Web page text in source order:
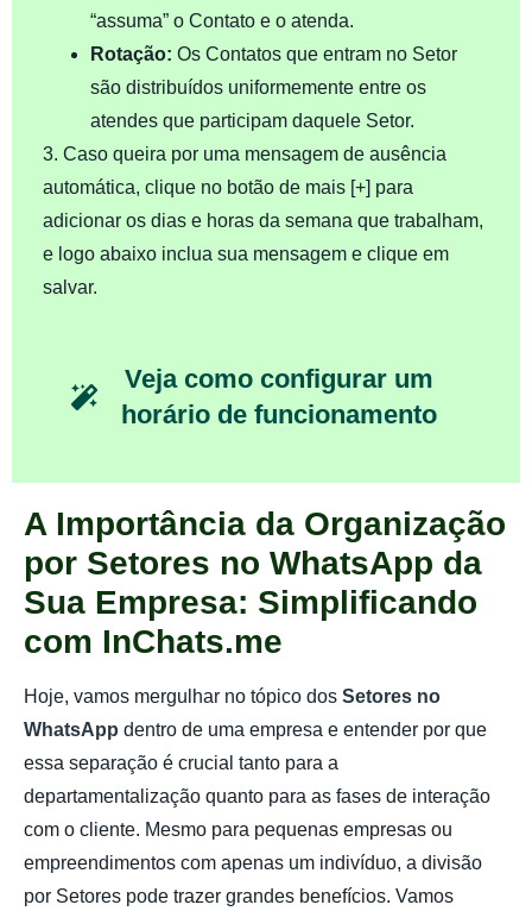
“assuma” o Contato e o atenda.
Rotação: Os Contatos que entram no Setor
são distribuídos uniformemente entre os
atendes que participam daquele Setor.
3. Caso queira por uma mensagem de ausência
automática, clique no botão de mais [+] para
adicionar os dias e horas da semana que trabalham,
e logo abaixo inclua sua mensagem e clique em
salvar.
Veja como configurar um
horário de funcionamento
A Importância da Organização
por Setores no WhatsApp da
Sua Empresa: Simplificando
com InChats.me
Hoje, vamos mergulhar no tópico dos Setores no
WhatsApp dentro de uma empresa e entender por que
essa separação é crucial tanto para a
departamentalização quanto para as fases de interação
com o cliente. Mesmo para pequenas empresas ou
empreendimentos com apenas um indivíduo, a divisão
por Setores pode trazer grandes benefícios. Vamos